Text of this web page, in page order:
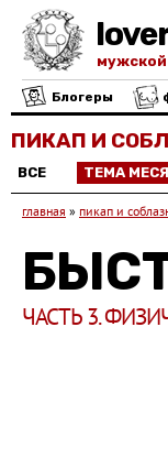
Блогеры
ПИКАП И
ВСЕ ТЕМА
главная » пикап и
ЧАСТЬ 3.